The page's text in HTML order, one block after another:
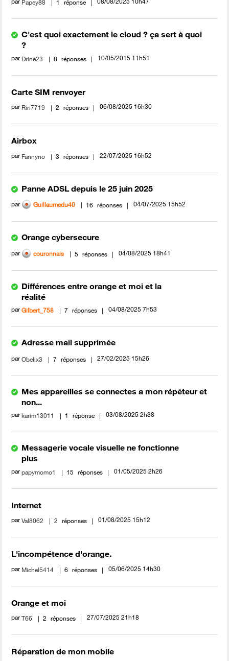
Papey88 1 réponse
C'est quoi exactement le cloud ? ça sert à quoi
?
par Drine23 8 réponses ‎10/05/2015 11h51
Carte SIM renvoyer
par Riri7719 2 réponses ‎06/08/2025 16h30
Airbox
par Fannyno 3 réponses ‎22/07/2025 16h52
Panne ADSL depuis le 25 juin 2025
par Guillaumedu40 16 réponses ‎04/07/2025 15h52
Orange cybersecure
par couronnais 5 réponses ‎04/08/2025 18h41
Différences entre orange et moi et la
réalité
parGilbert_758 7 réponses ‎04/08/2025 7h53
Adresse mail supprimée
parObelix3 7 réponses ‎27/02/2025 15h26
Mes appareilles se connectes a mon répéteur et
non...
parkarim13011 1 réponse ‎03/08/2025 2h38
Messagerie vocale visuelle ne fonctionne
plus
parpapymomo1 15 réponses ‎01/05/2025 2h26
Internet
parVal8062 2 réponses ‎01/08/2025 15h12
L'incompétence d'orange.
par Michel5414 6 réponses ‎05/06/2025 14h30
Orange et moi
parT66 2 réponses ‎27/07/2025 21h18
Réparation de mon mobile